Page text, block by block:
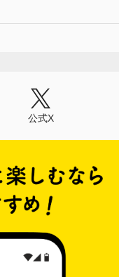
公式X